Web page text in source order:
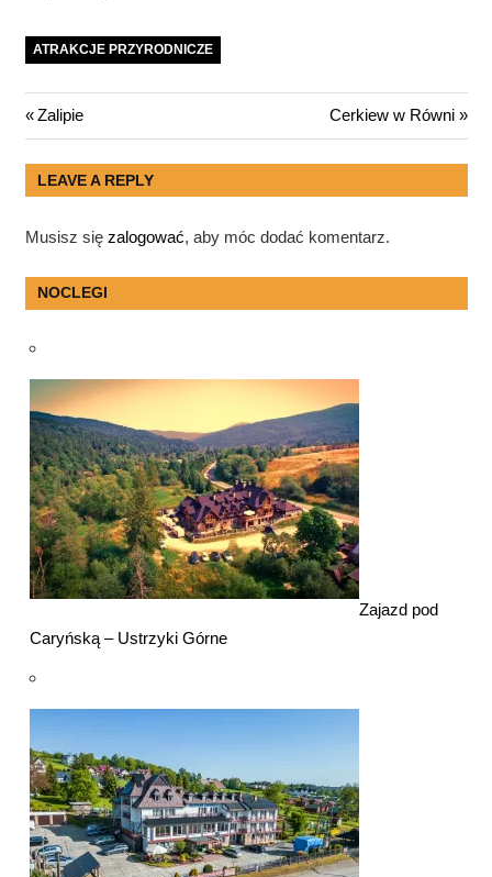
ATRAKCJE PRZYRODNICZE
Nawigacja
wpisu
Previous
Post:
Zalipie
Next
Post:
Cerkiew w Równi
LEAVE A REPLY
Musisz się zalogować, aby móc dodać komentarz.
NOCLEGI
Zajazd pod
Caryńską – Ustrzyki Górne